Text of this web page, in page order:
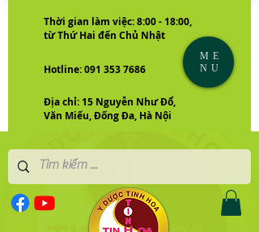
Thời gian làm việc: 8:00 - 18:00,
từ Thứ Hai đến Chủ Nhật
Hotline: 091 353 7686
Địa chỉ: 15 Nguyễn Như Đổ,
Văn Miếu, Đống Đa, Hà Nội
ME
NU